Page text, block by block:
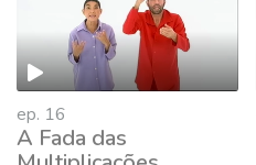
ep. 16
A Fada das